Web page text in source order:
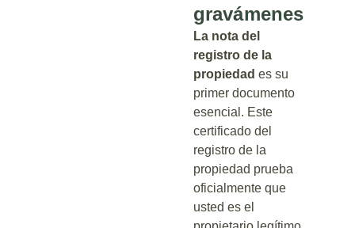
gravámenes
La nota del
registro de la
propiedad es su
primer documento
esencial. Este
certificado del
registro de la
propiedad prueba
oficialmente que
usted es el